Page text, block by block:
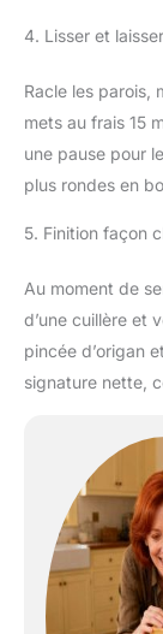
4. Lisser et
Racle les parois,
mets au frais 15
une pause pour
plus rondes en
5. Finition façon
Au moment de
d’une cuillère et
pincée d’origan
signature nette,